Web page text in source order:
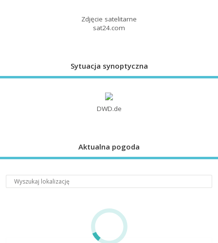
Zdjęcie satelitarne
sat24.com
Sytuacja synoptyczna
DWD.de
Aktualna pogoda